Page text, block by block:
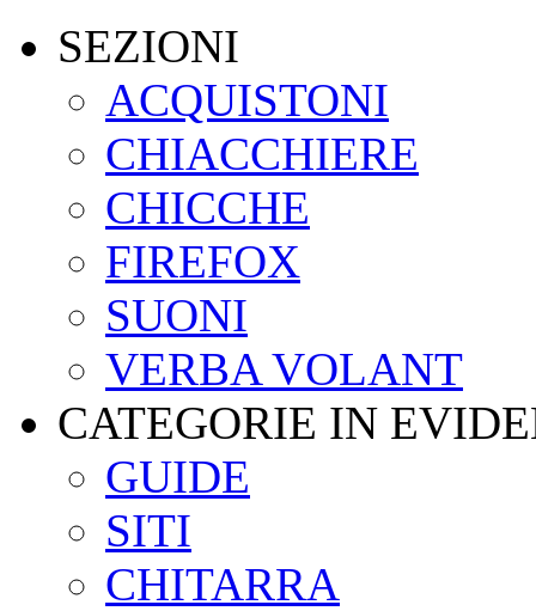
SEZIONI
ACQUISTONI
CHIACCHIERE
CHICCHE
FIREFOX
SUONI
VERBA VOLANT
CATEGORIE IN
GUIDE
SITI
CHITARRA